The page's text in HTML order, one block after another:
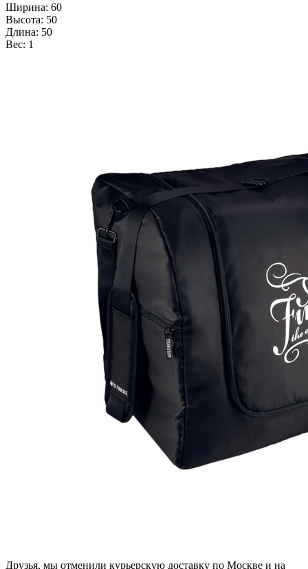
Ширина: 60
Высота: 50
Длина: 50
Вес: 1
Друзья, мы отменили курьерскую доставку по Москве и на